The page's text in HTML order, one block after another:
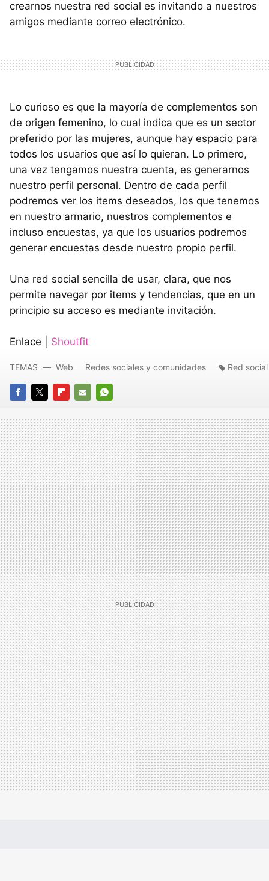
crearnos nuestra red social es invitando a nuestros
amigos mediante correo electrónico.
Lo curioso es que la mayoría de complementos son
de origen femenino, lo cual indica que es un sector
preferido por las mujeres, aunque hay espacio para
todos los usuarios que así lo quieran. Lo primero,
una vez tengamos nuestra cuenta, es generarnos
nuestro perfil personal. Dentro de cada perfil
podremos ver los items deseados, los que tenemos
en nuestro armario, nuestros complementos e
incluso encuestas, ya que los usuarios podremos
generar encuestas desde nuestro propio perfil.
Una red social sencilla de usar, clara, que nos
permite navegar por items y tendencias, que en un
principio su acceso es mediante invitación.
Enlace | Shoutfit
FACEBOOK
TWITTERFLIPBOARD
E-
MAIL
WHATSAPP
TEMAS Web Redes sociales y comunidades Red social